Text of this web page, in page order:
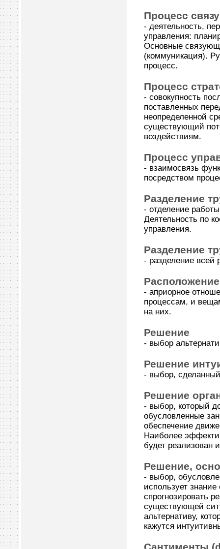
Процесс
- деятельность,
управления:
Основные
(коммуникация).
процесс.
Процесс
- совокупность
поставленных
неопределенной
существующий
воздействиям.
Процесс
- взаимосвязь
посредством
Разделение
- отделение
Деятельность по
управления.
Разделение
- разделение всей
Расположение
- априорное
процессам, и
на них.
Решение
- выбор
Решение
- выбор,
Решение
- выбор, который
обусловленные
обеспечение
Наиболее
будет реализован
Решение,
- выбор,
использует
спрогнозировать
существующей
альтернативу,
кажутся
Сантименты